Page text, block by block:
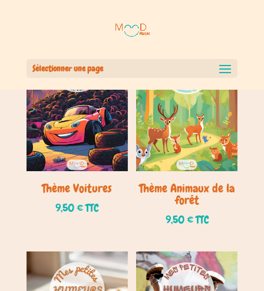
Sélectionner une page
Thème Voitures
9,50€TTC
Thème Animaux de la
forêt
9,50€TTC